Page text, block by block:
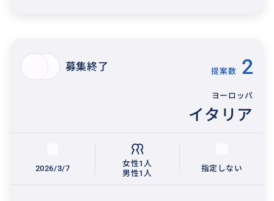
募集終了 提案数 2
ヨーロッパ
イタリア
2026/3/7
女性1人
男性1人
指定しない